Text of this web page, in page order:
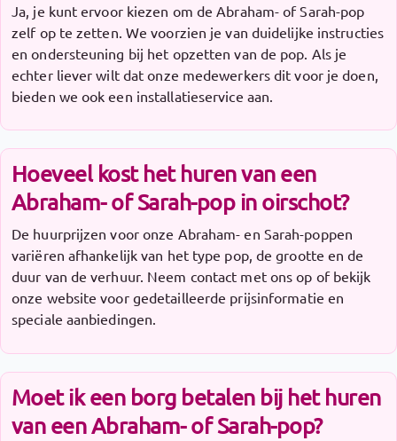
Ja, je kunt ervoor kiezen om de Abraham- of Sarah-pop
zelf op te zetten. We voorzien je van duidelijke instructies
en ondersteuning bij het opzetten van de pop. Als je
echter liever wilt dat onze medewerkers dit voor je doen,
bieden we ook een installatieservice aan.
Hoeveel kost het huren van een
Abraham- of Sarah-pop in oirschot?
De huurprijzen voor onze Abraham- en Sarah-poppen
variëren afhankelijk van het type pop, de grootte en de
duur van de verhuur. Neem contact met ons op of bekijk
onze website voor gedetailleerde prijsinformatie en
speciale aanbiedingen.
Moet ik een borg betalen bij het huren
van een Abraham- of Sarah-pop?